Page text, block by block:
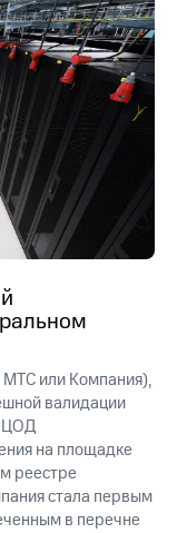
или Компания),
валидации
ЦОД
на площадке
реестре
стала первым
в перечне